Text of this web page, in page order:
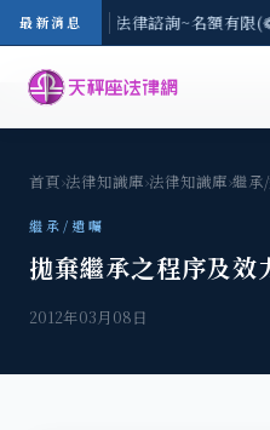
最新消息
一) 現場免費法律諮詢~名額有
首頁›法律知識庫›法律知識庫›繼承
繼承/遺囑
拋棄繼承之程序及效
2012年03月08日